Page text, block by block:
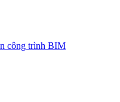
công trình BIM